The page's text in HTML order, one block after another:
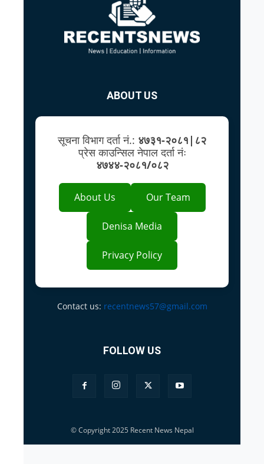
ABOUT US
सूचना विभाग दर्ता नं.: ४७३१-२०८१|८२
प्रेस काउन्सिल नेपाल दर्ता नंः
४७४४-२०८१/०८२
About Us Our Team
Denisa Media
Privacy Policy
Contact us: recentnews57@gmail.com
FOLLOW US
© Copyright 2025 Recent News Nepal